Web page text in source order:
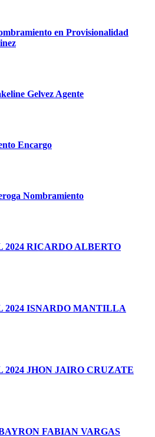
en Provisionalidad
Gelvez Agente
Encargo
Nombramiento
2024 RICARDO ALBERTO
2024 ISNARDO MANTILLA
2024 JHON JAIRO CRUZATE
BAYRON FABIAN VARGAS